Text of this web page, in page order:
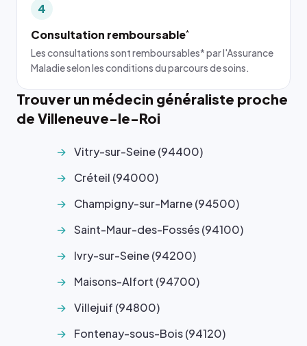
4
Consultation remboursable*
Les consultations sont remboursables* par l'Assurance
Maladie selon les conditions du parcours de soins.
Trouver un médecin généraliste proche
de Villeneuve-le-Roi
Vitry-sur-Seine (94400)
Créteil (94000)
Champigny-sur-Marne (94500)
Saint-Maur-des-Fossés (94100)
Ivry-sur-Seine (94200)
Maisons-Alfort (94700)
Villejuif (94800)
Fontenay-sous-Bois (94120)